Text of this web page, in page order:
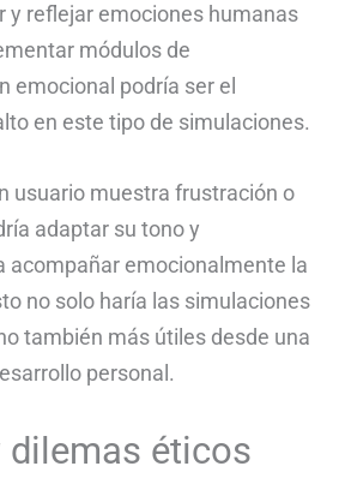
y reflejar emociones humanas
módulos de
emocional podría ser el
en este tipo de simulaciones.
usuario muestra frustración o
adaptar su tono y
acompañar emocionalmente la
no solo haría las simulaciones
también más útiles desde una
personal.
dilemas éticos